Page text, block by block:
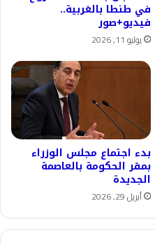
في طنطا بالغربية..
فيديو+صور
يوليو 11, 2026
بدء اجتماع مجلس الوزراء
بمقر الحكومة بالعاصمة
الجديدة
أبريل 29, 2026